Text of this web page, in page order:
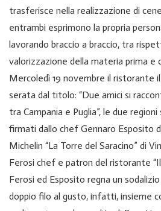
trasferisce nella realizzazione di
entrambi esprimono la propria
lavorando braccio a braccio, tra
valorizzazione della materia prima e
Mercoledì 19 novembre il ristorante
serata dal titolo: “Due amici si
tra Campania e Puglia”, le due regioni
firmati dallo chef Gennaro Esposito
Michelin “La Torre del Saracino” di
Ferosi chef e patron del ristorante
Ferosi ed Esposito regna un
doppio filo al gusto, infatti, insieme